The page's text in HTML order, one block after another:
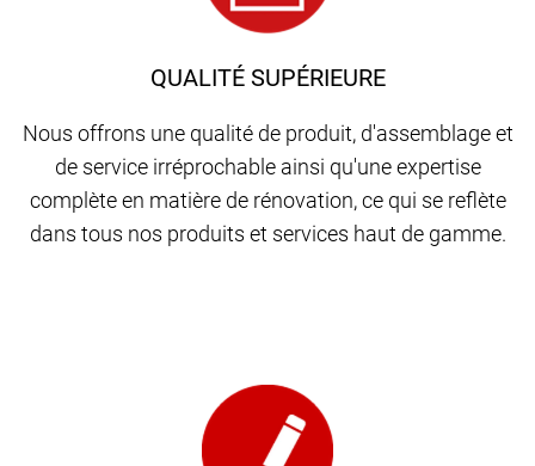
QUALITÉ SUPÉRIEURE
Nous offrons une qualité de produit, d'assemblage et
de service irréprochable ainsi qu'une expertise
complète en matière de rénovation, ce qui se reflète
dans tous nos produits et services haut de gamme.